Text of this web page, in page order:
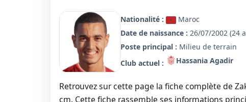
Nationalité :
Maroc
Date de naissance : 26/07/2002 (24
Poste principal : Milieu de terrain
Club actuel :
Hassania Agadir
Retrouvez sur cette page la fiche complète de
cm. Cette fiche rassemble ses informations